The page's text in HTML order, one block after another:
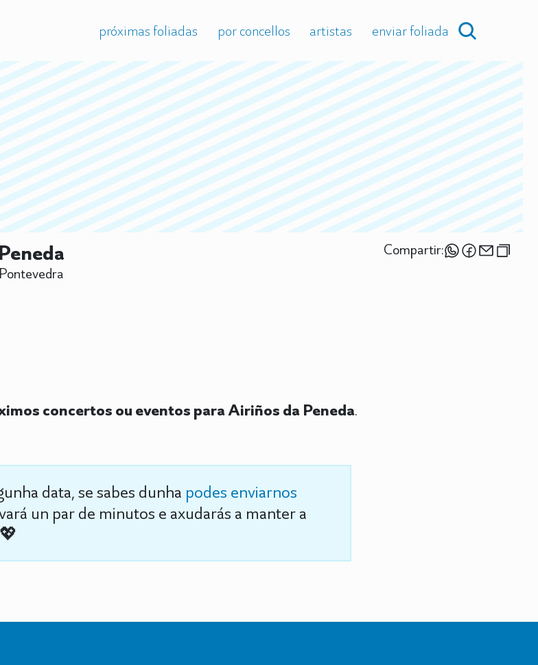
próximas foliadas por concellos artistas enviar foliada
Compartir:
concertos ou eventos para Airiños da Peneda.
data, se sabes dunha podes enviarnos
un par de minutos e axudarás a manter a